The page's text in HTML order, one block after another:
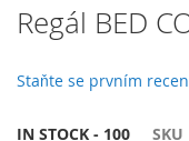
Přeskočit
na
galerie
Regál BED
Staňte se prvním
IN STOCK - 100 SKU